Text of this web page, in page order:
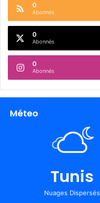
0
Abonnés
0
Abonnés
0
Abonnés
Méteo
Tunis
Nuages Dispersés